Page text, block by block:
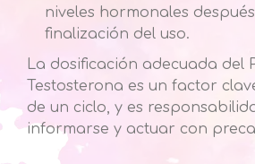
niveles hormonales
finalización del uso.
La dosificación adecuada del
Testosterona es un factor
de un ciclo, y es
informarse y actuar con